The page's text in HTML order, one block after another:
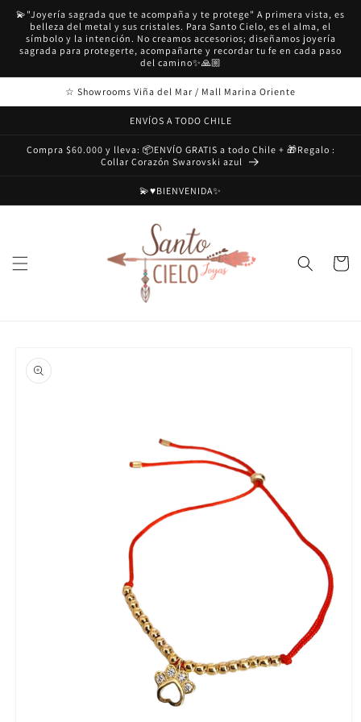
directamente
al contenido
💫"Joyería sagrada que te acompaña y te protege" A primera vista, es
belleza del metal y sus cristales. Para Santo Cielo, es el alma, el
símbolo y la intención. No creamos accesorios; diseñamos joyería
sagrada para protegerte, acompañarte y recordar tu fe en cada paso
del camino✨🙏🏼
☆ Showrooms Viña del Mar / Mall Marina Oriente
ENVÍOS A TODO CHILE
Compra $60.000 y lleva: 📦ENVÍO GRATIS a todo Chile + 🎁Regalo :
Collar Corazón Swarovski azul
💫♥️BIENVENIDA✨
Carrito
a la
información